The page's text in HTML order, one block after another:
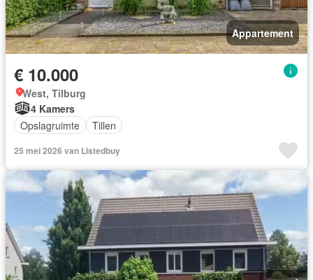
Appartement
€ 10.000
West, Tilburg
4 Kamers
Opslagruimte
Tillen
25 mei 2026 van Listedbuy